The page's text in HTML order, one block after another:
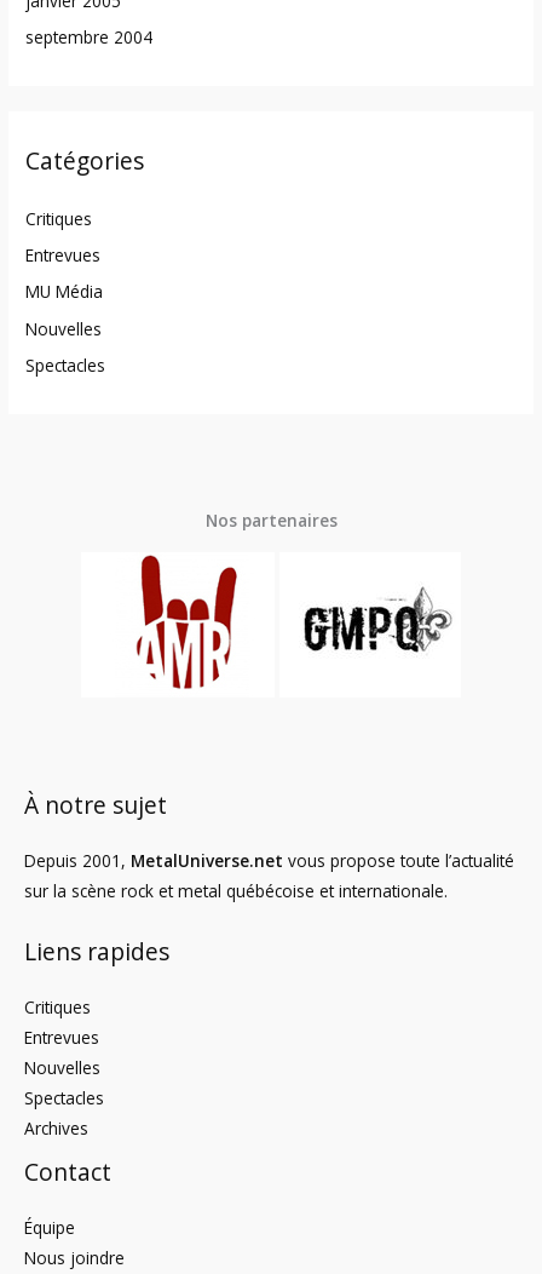
septembre 2004
Catégories
Critiques
Entrevues
MU Média
Nouvelles
Spectacles
Nos partenaires
À notre sujet
Depuis 2001, MetalUniverse.net vous propose toute l’actualité
sur la scène rock et metal québécoise et internationale.
Liens rapides
Critiques
Entrevues
Nouvelles
Spectacles
Archives
Contact
Équipe
Nous joindre